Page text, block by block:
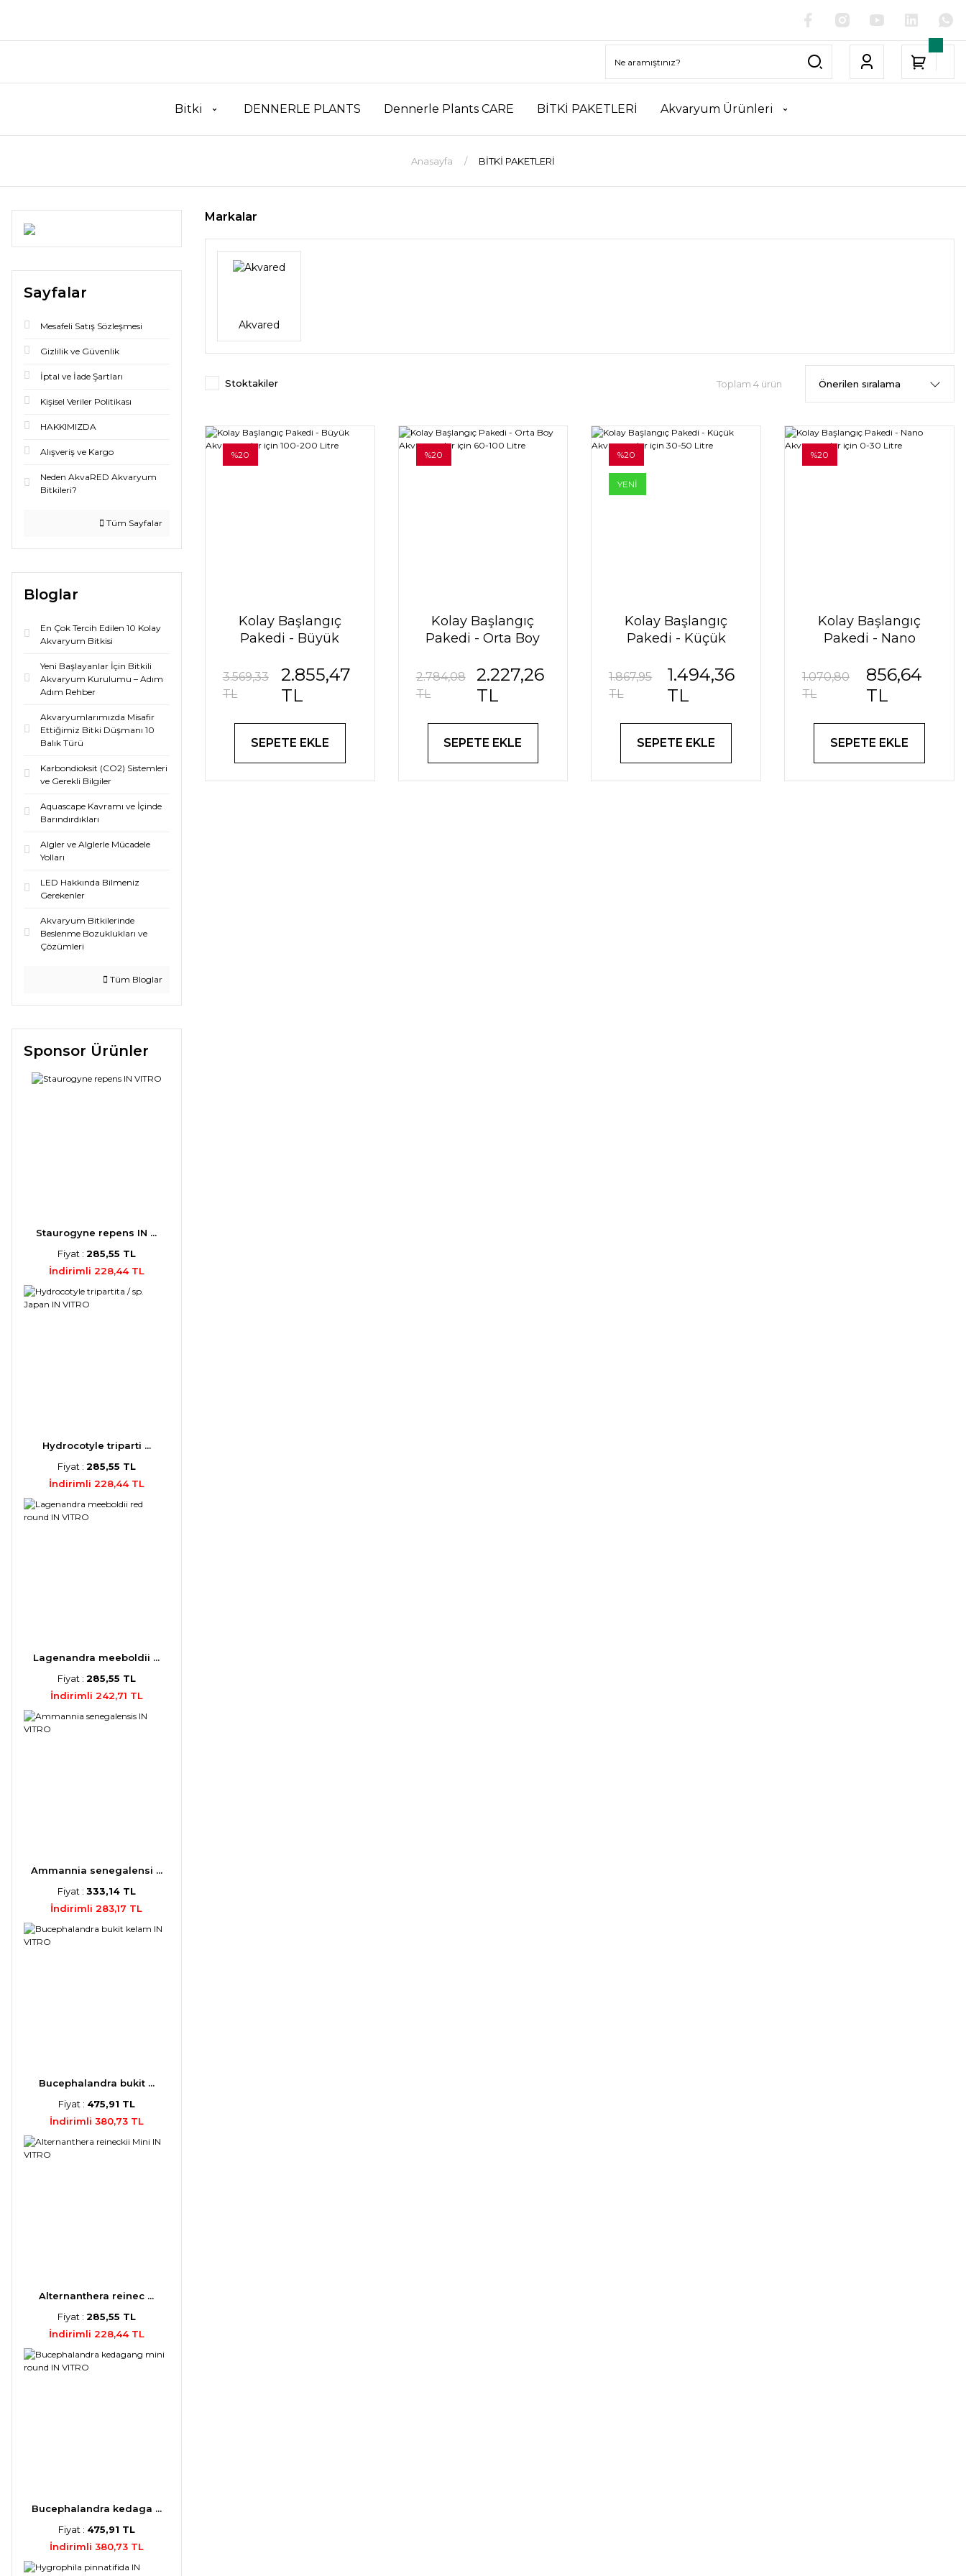
Bitki DENNERLE PLANTS Dennerle Plants CARE BİTKİ PAKETLERİ Akvaryum Ürünleri
Anasayfa BİTKİ PAKETLERİ
Sayfalar
Mesafeli Satış Sözleşmesi
Gizlilik ve Güvenlik
İptal ve İade Şartları
Kişisel Veriler Politikası
HAKKIMIZDA
Alışveriş ve Kargo
Neden AkvaRED Akvaryum
Bitkileri?
Tüm Sayfalar
Bloglar
En Çok Tercih Edilen 10 Kolay
Akvaryum Bitkisi
Yeni Başlayanlar İçin Bitkili
Akvaryum Kurulumu – Adım
Adım Rehber
Akvaryumlarımızda Misafir
Ettiğimiz Bitki Düşmanı 10
Balık Türü
Karbondioksit (CO2) Sistemleri
ve Gerekli Bilgiler
Aquascape Kavramı ve İçinde
Barındırdıkları
Algler ve Alglerle Mücadele
Yolları
LED Hakkında Bilmeniz
Gerekenler
Akvaryum Bitkilerinde
Beslenme Bozuklukları ve
Çözümleri
Tüm Bloglar
Sponsor Ürünler
Staurogyne repens IN ...
Fiyat : 285,55 TL
İndirimli 228,44 TL
Hydrocotyle triparti ...
Fiyat : 285,55 TL
İndirimli 228,44 TL
Lagenandra meeboldii ...
Fiyat : 285,55 TL
İndirimli 242,71 TL
Ammannia senegalensi ...
Fiyat : 333,14 TL
İndirimli 283,17 TL
Bucephalandra bukit ...
Fiyat : 475,91 TL
İndirimli 380,73 TL
Alternanthera reinec ...
Fiyat : 285,55 TL
İndirimli 228,44 TL
Bucephalandra kedaga ...
Fiyat : 475,91 TL
İndirimli 380,73 TL
Markalar
Akvared
Stoktakiler Toplam 4 ürün
%20
Kolay Başlangıç
Pakedi - Büyük
100-200 Litre
3.569,33
TL
2.855,47
TL
SEPETE EKLE
%20
Kolay Başlangıç
Pakedi - Orta Boy
60-100 Litre
2.784,08
TL
2.227,26
TL
SEPETE EKLE
%20
YENİ
Kolay Başlangıç
Pakedi - Küçük
30-50 Litre
1.867,95
TL
1.494,36
TL
SEPETE EKLE
%20
Kolay Başlangıç
Pakedi - Nano
30 Litre
1.070,80
TL
856,64
TL
SEPETE EKLE